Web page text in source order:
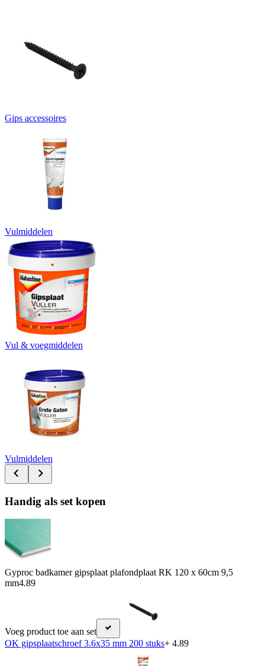
Gips accessoires
Vulmiddelen
Vul & voegmiddelen
Vulmiddelen
Handig als set kopen
Gyproc badkamer gipsplaat plafondplaat RK 120 x 60cm 9,5
mm4.89
Voeg product toe aan set
OK gipsplaatschroef 3.6x35 mm 200 stuks+ 4.89